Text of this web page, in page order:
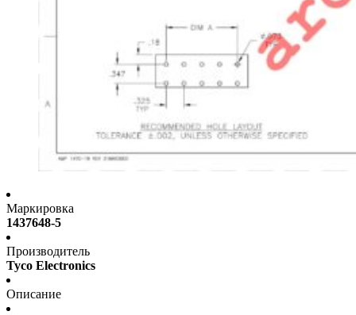
Маркировка
1437648-5
Производитель
Tyco Electronics
Описание